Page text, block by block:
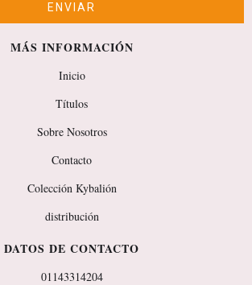
MÁS INFORMACIÓN
Inicio
Títulos
Sobre Nosotros
Contacto
Colección Kybalión
distribución
DATOS DE CONTACTO
01143314204